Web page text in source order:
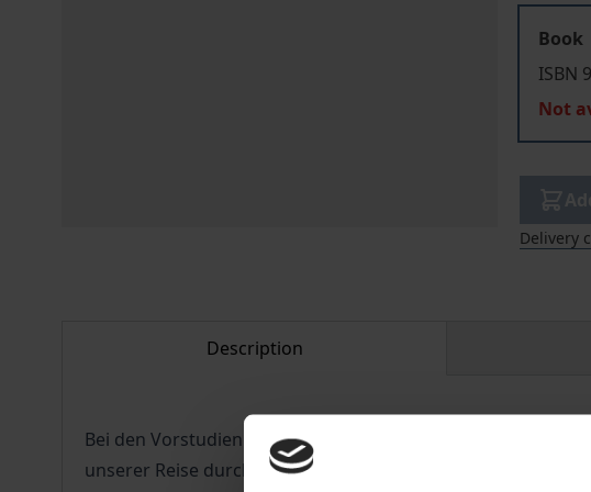
Book
ISBN
Not
Delivery
Description
Bei den Vorstudien zu meinem Buch über die kirchlichen
unserer Reise durch das Aminuis-Reservat im Juli 1966